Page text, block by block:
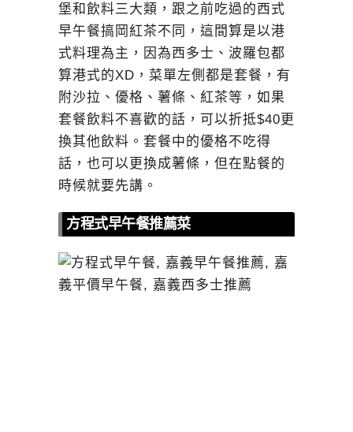
堡和飲料三大類，跟之前吃過的西式
早午餐搞岡紅茶不同，這間算是以港
式料理為主，因為西多士、波羅包都
算港式的XD，菜單左側都是套餐，有
附沙拉、優格、薯條、紅茶等，如果
套餐飲料不喜歡的話，可以折抵$40更
換其他飲料。套餐中的優格不吃得
話，也可以更換成薯條，但在點餐的
時候就要先講。
方程式早午餐推薦菜